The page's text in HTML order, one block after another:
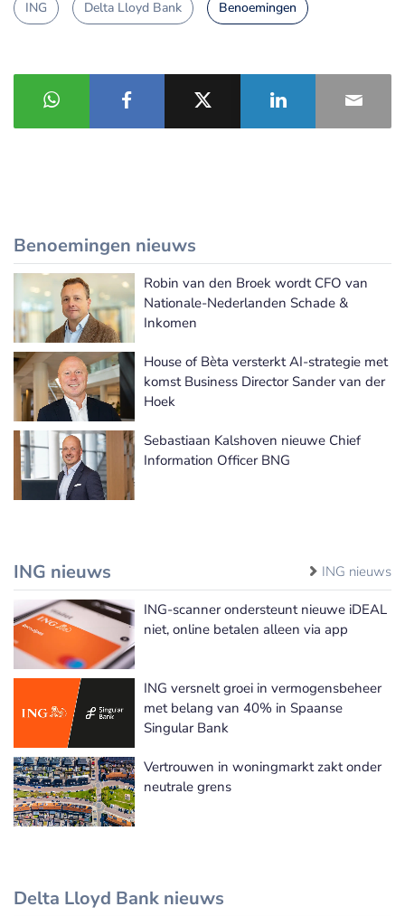
ING Delta Lloyd Bank Benoemingen
Benoemingen nieuws
Meer Benoemingen nieuws
Robin van den Broek wordt CFO van
Nationale-Nederlanden Schade &
Inkomen
House of Bèta versterkt AI-strategie met
komst Business Director Sander van der
Hoek
Sebastiaan Kalshoven nieuwe Chief
Information Officer BNG
ING nieuws ING nieuws
ING-scanner ondersteunt nieuwe iDEAL
niet, online betalen alleen via app
ING versnelt groei in vermogensbeheer
met belang van 40% in Spaanse
Singular Bank
Vertrouwen in woningmarkt zakt onder
neutrale grens
Delta Lloyd Bank nieuws